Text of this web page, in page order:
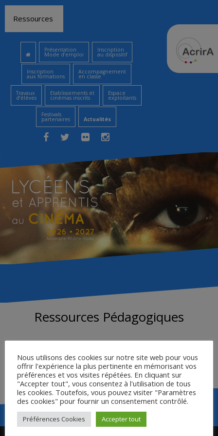
contenu
Ressources
Présentation
Mode d’emploi
Inscription
au dispositif
Inscription
aux formations
Accompagnement
en classe
Travaux
d’élèves
Etablissements et
cinémas inscrits
Espace
exploitants
Festivals
partenaires Actualités
Ressources Pédagogiques
LIVRET DE L’ENSEIGNANT
FICHE ÉLÈVE
Nous utilisons des cookies sur notre site web pour vous
offrir l'expérience la plus pertinente en mémorisant vos
préférences et vos visites répétées. En cliquant sur
"Accepter tout", vous consentez à l'utilisation de tous
les cookies. Toutefois, vous pouvez visiter "Paramètres
des cookies" pour fournir un consentement contrôlé.
Préférences Cookies Accepter tout